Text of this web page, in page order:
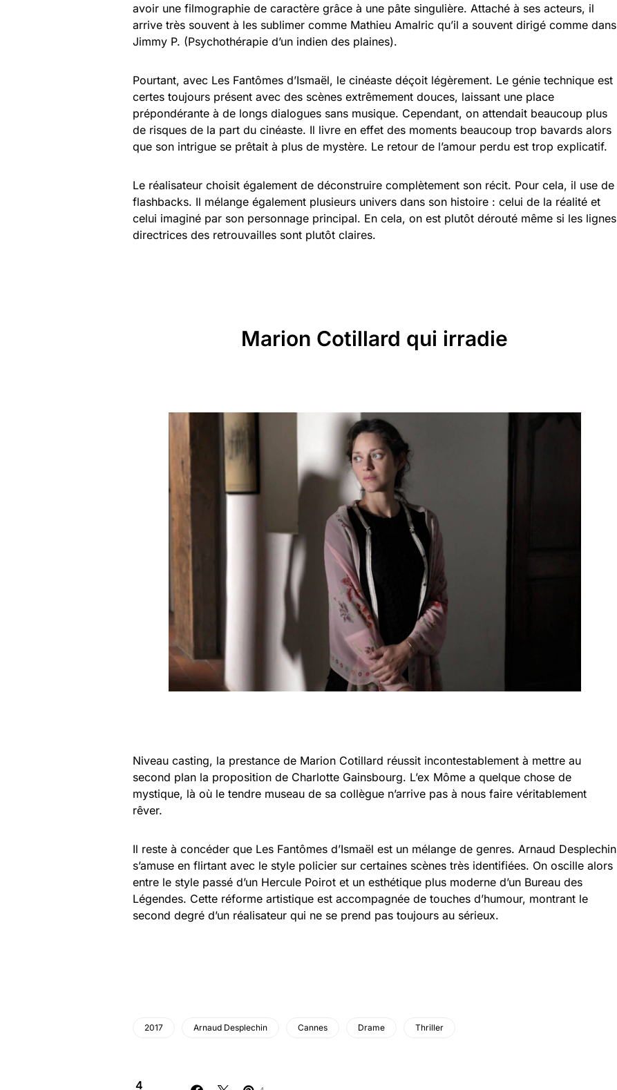
avoir une filmographie de caractère grâce à une pâte singulière. Attaché à ses acteurs, il
arrive très souvent à les sublimer comme Mathieu Amalric qu’il a souvent dirigé comme dans
Jimmy P. (Psychothérapie d’un indien des plaines).
Pourtant, avec Les Fantômes d’Ismaël, le cinéaste déçoit légèrement. Le génie technique est
certes toujours présent avec des scènes extrêmement douces, laissant une place
prépondérante à de longs dialogues sans musique. Cependant, on attendait beaucoup plus
de risques de la part du cinéaste. Il livre en effet des moments beaucoup trop bavards alors
que son intrigue se prêtait à plus de mystère. Le retour de l’amour perdu est trop explicatif.
Le réalisateur choisit également de déconstruire complètement son récit. Pour cela, il use de
flashbacks. Il mélange également plusieurs univers dans son histoire : celui de la réalité et
celui imaginé par son personnage principal. En cela, on est plutôt dérouté même si les lignes
directrices des retrouvailles sont plutôt claires.
Marion Cotillard qui irradie
Niveau casting, la prestance de Marion Cotillard réussit incontestablement à mettre au
second plan la proposition de Charlotte Gainsbourg. L’ex Môme a quelque chose de
mystique, là où le tendre museau de sa collègue n’arrive pas à nous faire véritablement
rêver.
Il reste à concéder que Les Fantômes d’Ismaël est un mélange de genres. Arnaud Desplechin
s’amuse en flirtant avec le style policier sur certaines scènes très identifiées. On oscille alors
entre le style passé d’un Hercule Poirot et un esthétique plus moderne d’un Bureau des
Légendes. Cette réforme artistique est accompagnée de touches d’humour, montrant le
second degré d’un réalisateur qui ne se prend pas toujours au sérieux.
2017 Arnaud Desplechin Cannes Drame Thriller
4